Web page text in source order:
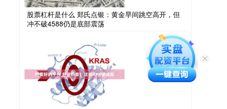
股票杠杆是什么 郑氏点银：黄金早间跳空高开，但
冲不破4588仍是底部震荡